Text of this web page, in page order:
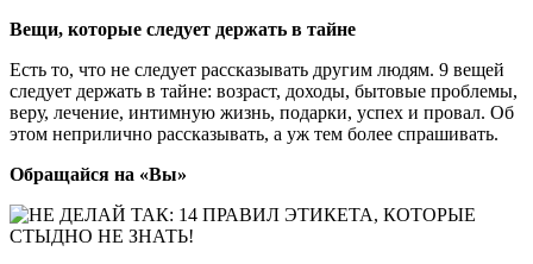
Вещи, которые следует держать в тайне
Есть то, что не следует рассказывать другим людям. 9 вещей
следует держать в тайне: возраст, доходы, бытовые проблемы,
веру, лечение, интимную жизнь, подарки, успех и провал. Об
этом неприлично рассказывать, а уж тем более спрашивать.
Обращайся на «Вы»